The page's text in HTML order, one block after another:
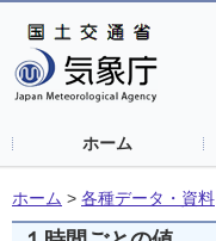
ホーム
ホーム > 各種データ・資料